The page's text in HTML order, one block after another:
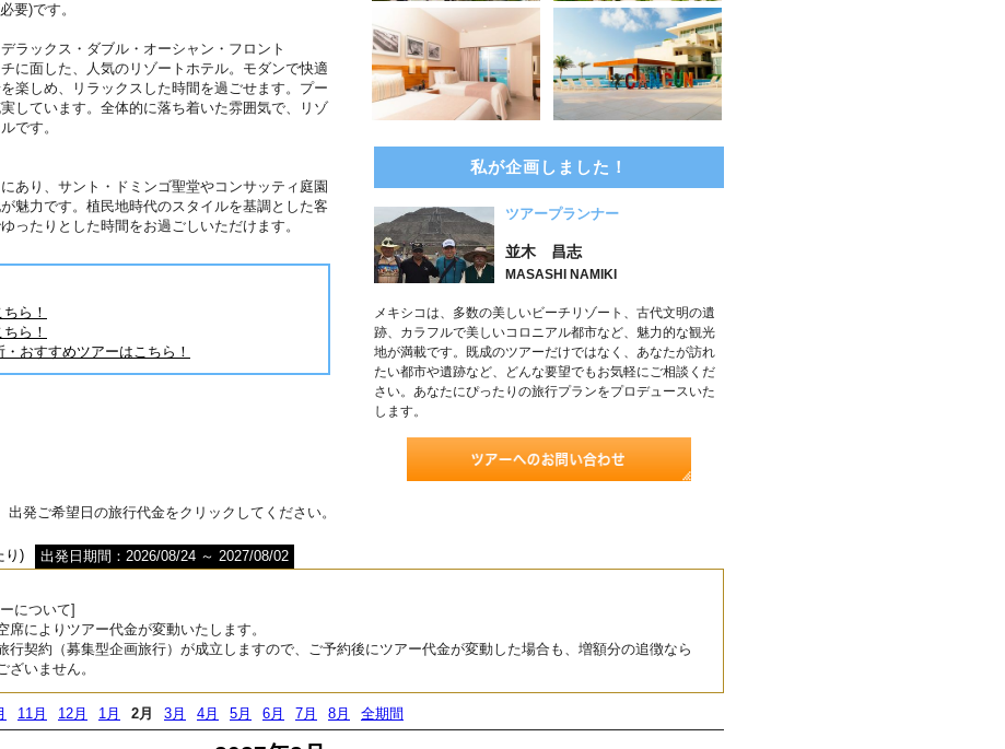
要)です。
ラックス・ダブル・オーシャン・フロント
に面した、人気のリゾートホテル。モダンで快適
楽しめ、リラックスした時間を過ごせます。プー
しています。全体的に落ち着いた雰囲気で、リゾ
です。
あり、サント・ドミンゴ聖堂やコンサッティ庭園
魅力です。植民地時代のスタイルを基調とした客
ったりとした時間をお過ごしいただけます。
ら！
ら！
おすすめツアーはこちら！
私が企画しました！
ツアープランナー
並木 昌志
MASASHI NAMIKI
メキシコは、多数の美しいビーチリゾート、古代文明の遺
跡、カラフルで美しいコロニアル都市など、魅力的な観光
地が満載です。既成のツアーだけではなく、あなたが訪れ
たい都市や遺跡など、どんな要望でもお気軽にご相談くだ
さい。あなたにぴったりの旅行プランをプロデュースいた
します。
発ご希望日の旅行代金をクリックしてください。
り)
出発日期間：2026/08/24 ～ 2027/08/02
について]
席によりツアー代金が変動いたします。
行契約（募集型企画旅行）が成立しますので、ご予約後にツアー代金が変動した場合も、増額分の追徴なら
ざいません。
11月 12月 1月 2月 3月 4月 5月 6月 7月 8月 全期間